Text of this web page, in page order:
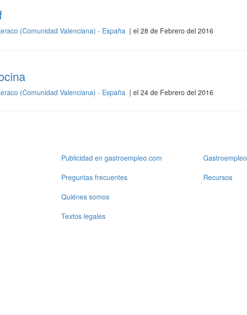
(Comunidad Valenciana) - España | el 28 de Febrero del 2016
(Comunidad Valenciana) - España | el 24 de Febrero del 2016
Publicidad en gastroempleo.com
Preguntas frecuentes
Quiénes somos
Textos legales
Gastroempleo
Recursos